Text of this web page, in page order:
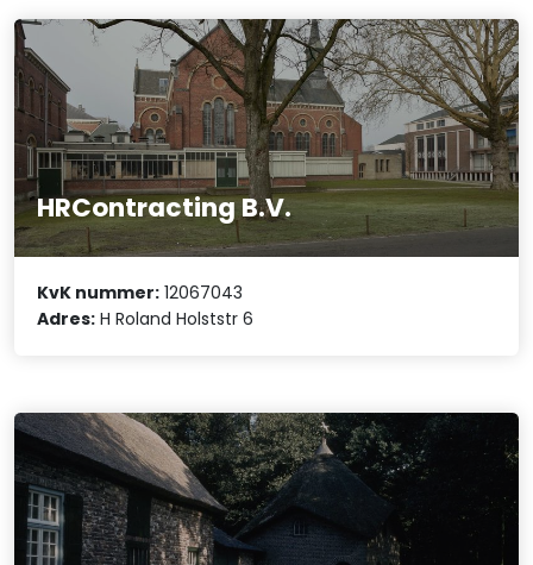
HRContracting B.V.
KvK nummer: 12067043
Adres: H Roland Holststr 6